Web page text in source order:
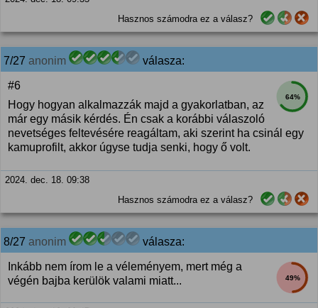
Hasznos számodra ez a válasz?
7/27 anonim válasza:
64%
#6
Hogy hogyan alkalmazzák majd a gyakorlatban, az
már egy másik kérdés. Én csak a korábbi válaszoló
nevetséges feltevésére reagáltam, aki szerint ha csinál egy
kamuprofilt, akkor úgyse tudja senki, hogy ő volt.
2024. dec. 18. 09:38
Hasznos számodra ez a válasz?
8/27 anonim válasza:
49%
Inkább nem írom le a véleményem, mert még a
végén bajba kerülök valami miatt...